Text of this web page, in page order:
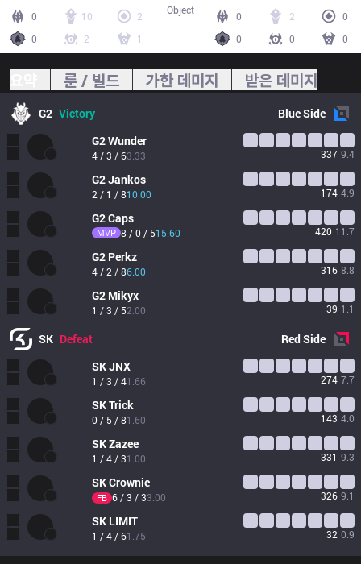
0 10
2
0
2 1
0 2
0
0
0 0
Object
룬 / 빌드 가한 데미지 받은 데미지
G2 Victory BlueSide
G2Wunder
4 / 3 / 63.33 337 9.4
G2Jankos
2 / 1 / 810.00 174 4.9
G2Caps
MVP 8 / 0 / 515.60 420 11.7
G2 Perkz
4 / 2 / 86.00 316 8.8
G2 Mikyx
1 / 3 / 52.00 39 1.1
SK Defeat RedSide
SKJNX
1 / 3 / 41.66 274 7.7
SKTrick
0 / 5 / 81.60 143 4.0
SKZazee
1 / 4 / 31.00 331 9.3
SKCrownie
FB 6 / 3 / 33.00 326 9.1
SK LIMIT
1 / 4 / 61.75 32 0.9